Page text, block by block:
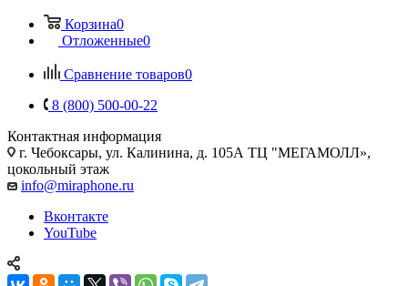
Корзина0
Отложенные0
Сравнение товаров0
8 (800) 500-00-22
Контактная информация
г. Чебоксары, ул. Калинина, д. 105А ТЦ "МЕГАМОЛЛ»,
цокольный этаж
info@miraphone.ru
Вконтакте
YouTube